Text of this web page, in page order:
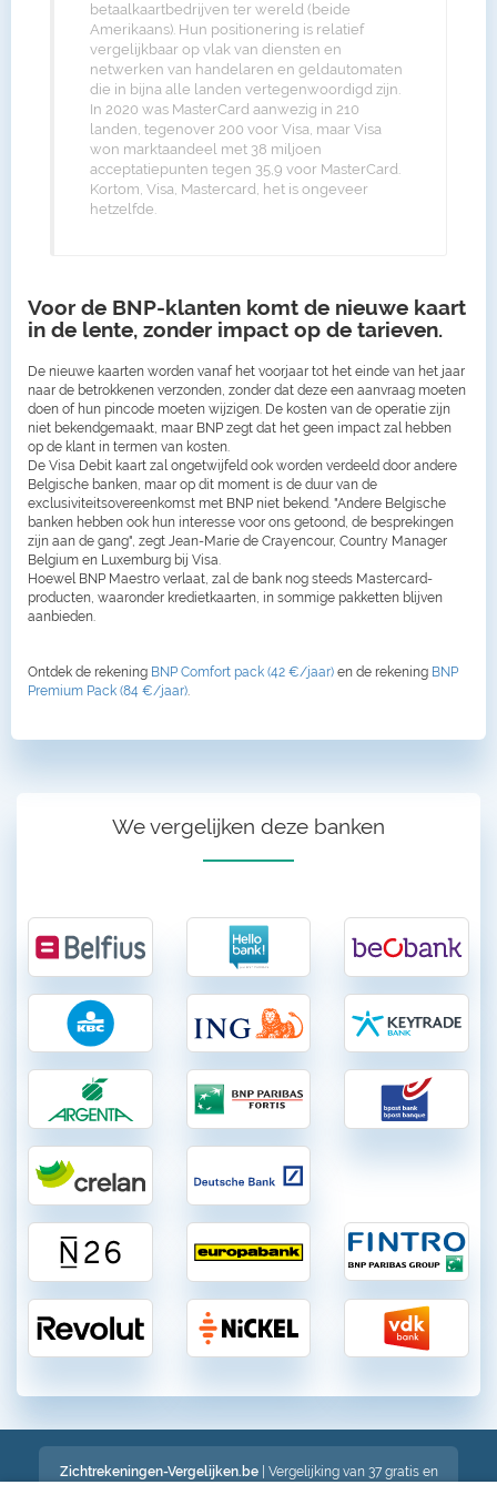
betaalkaartbedrijven ter wereld (beide
Amerikaans). Hun positionering is relatief
vergelijkbaar op vlak van diensten en
netwerken van handelaren en geldautomaten
die in bijna alle landen vertegenwoordigd zijn.
In 2020 was MasterCard aanwezig in 210
landen, tegenover 200 voor Visa, maar Visa
won marktaandeel met 38 miljoen
acceptatiepunten tegen 35,9 voor MasterCard.
Kortom, Visa, Mastercard, het is ongeveer
hetzelfde.
Voor de BNP-klanten komt de nieuwe kaart
in de lente, zonder impact op de tarieven.
De nieuwe kaarten worden vanaf het voorjaar tot het einde van het jaar
naar de betrokkenen verzonden, zonder dat deze een aanvraag moeten
doen of hun pincode moeten wijzigen. De kosten van de operatie zijn
niet bekendgemaakt, maar BNP zegt dat het geen impact zal hebben
op de klant in termen van kosten.
De Visa Debit kaart zal ongetwijfeld ook worden verdeeld door andere
Belgische banken, maar op dit moment is de duur van de
exclusiviteitsovereenkomst met BNP niet bekend. "Andere Belgische
banken hebben ook hun interesse voor ons getoond, de besprekingen
zijn aan de gang", zegt Jean-Marie de Crayencour, Country Manager
Belgium en Luxemburg bij Visa.
Hoewel BNP Maestro verlaat, zal de bank nog steeds Mastercard-
producten, waaronder kredietkaarten, in sommige pakketten blijven
aanbieden.
Ontdek de rekening BNP Comfort pack (42 €/jaar) en de rekening BNP
Premium Pack (84 €/jaar).
We vergelijken deze banken
Zichtrekeningen-Vergelijken.be| Vergelijking van 37 gratis en